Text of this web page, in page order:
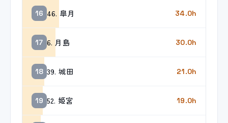
16 46. 皐月 34.0h
17 6. 月島 30.0h
18 39. 城田 21.0h
19 52. 姫宮 19.0h